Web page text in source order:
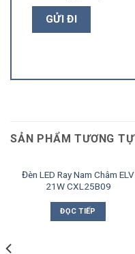
SẢN PHẨM TƯƠNG TỰ
Đèn LED Ray Nam Châm ELV
21W CXL25B09
ĐỌC TIẾP